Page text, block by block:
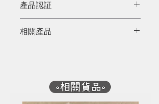
產品認証
相關產品